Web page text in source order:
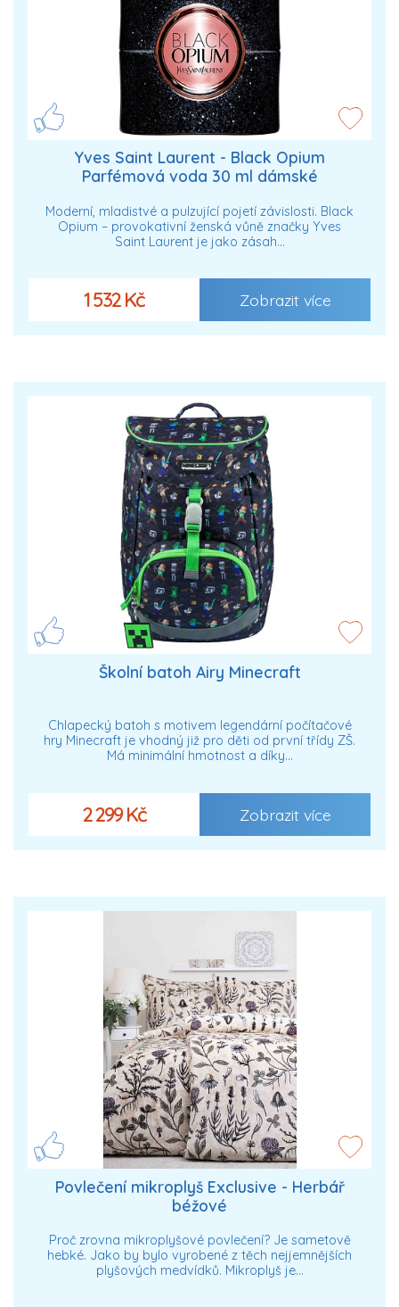
Yves Saint Laurent - Black Opium
Parfémová voda 30 ml dámské
Moderní, mladistvé a pulzující pojetí závislosti. Black
Opium – provokativní ženská vůně značky Yves
Saint Laurent je jako zásah…
1 532 Kč Zobrazit více
Školní batoh Airy Minecraft
Chlapecký batoh s motivem legendární počítačové
hry Minecraft je vhodný již pro děti od první třídy ZŠ.
Má minimální hmotnost a díky…
2 299 Kč Zobrazit více
Povlečení mikroplyš Exclusive - Herbář
béžové
Proč zrovna mikroplyšové povlečení? Je sametově
hebké. Jako by bylo vyrobené z těch nejjemnějších
plyšových medvídků. Mikroplyš je…